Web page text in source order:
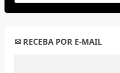
✉ RECEBA POR E-MAIL